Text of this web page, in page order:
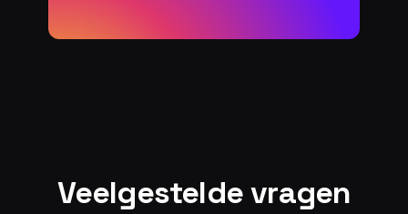
Veelgestelde vragen